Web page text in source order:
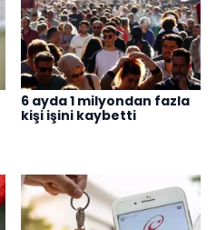
6 ayda 1 milyondan fazla
kişi işini kaybetti